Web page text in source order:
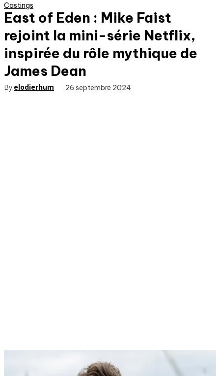
Castings
East of Eden : Mike Faist
rejoint la mini-série Netflix,
inspirée du rôle mythique de
James Dean
By elodierhum 26 septembre 2024